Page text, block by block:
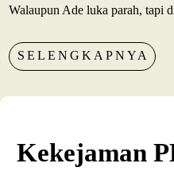
Walaupun Ade luka parah, tapi
SELENGKAPNYA
Kekejaman